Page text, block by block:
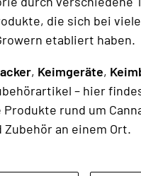
die sich bei
etabliert haben.
, Keimgeräte,
– hier
rund um
Zubehör an einem Ort.